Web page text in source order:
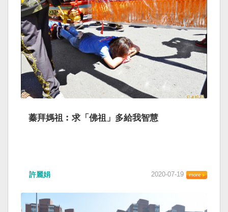
蓁拜媽祖︰求「佛祖」多給我智慧
許麗娟 2020-07-19